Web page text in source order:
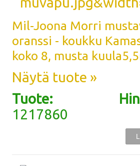
Mil-Joona Morri
oranssi - koukku
koko 8, musta
Näytä tuote »
Tuote:
1217860